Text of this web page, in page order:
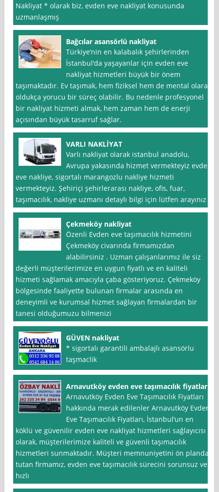
Nakliyat * olarak biz, evden eve nakliyat konusunda
uzmanlaşmış
Bağcılar asansörlü nakliyat
Türkiye’nin en kalabalık şehirlerinden
İstanbul‘da yaşayanlar için evden eve
nakliyat hizmetleri büyük bir önem
taşımaktadır. Ev taşımak, hem fiziksel hem de mental olarak
oldukça yorucu bir süreç olabilir. Bu nedenle profesyonel
bir nakliyat hizmeti almak, hem zaman hem de enerji
açısından büyük tasarruf sağlar.
VARLI NAKLİYAT
Varlı nakliyat olarak istanbul anadolu,
Avrupa yakasında hizmet vermekteyiz evden
eve nakliye, sigortalı marangozlu nakliye hizmeti
vermekteyiz. Şehiriçi şehirlerarası nakliye, ofis, fuar,
taşımacılık, nakliye uzmanı detaylı bilgi için lütfen arayınız
Çekmeköy nakliyat
Özenli Evden eve taşımacılık hizmetini
Çekmeköy civarında firmamızdan
alabilirsiniz . Uzman çalışanlarımız ile siz
değerli müşterilerimize en uygun fiyatlı ve en kaliteli
hizmeti sağlamak amacıyla çaba gösteriyoruz. Çekmeköy
bölgesinde faaliyette bulunan firmalar arasında en
deneyimli ve kurumsal hizmet sağlayan firmalardan bir
tanesi olduğumuzu bilmenizi
GÜVEN nakliyat
* sigortalı garantili ambalajlı asansörlu
taşmaclik
Arnavutköy evden eve taşımacılık fiyatları
Arnavutköy Evden Eve Taşımacılık Fiyatları
hakkında merak edilenler Arnavutköy Evden
Eve Taşımacılık Fiyatları, İstanbul‘un en
köklü ve güvenilir evden eve nakliyat hizmetleri sağlayıcısı
olarak, müşterilerimize kaliteli ve güvenli taşımacılık
hizmetleri sunmaktadır. Müşteri memnuniyetini ön planda
tutan firmamız, evden eve taşımacılık sürecini sorunsuz ve
hızlı